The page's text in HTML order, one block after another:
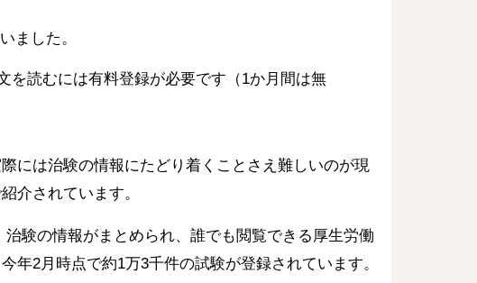
ました。
読むには有料登録が必要です（1か月間は無
には治験の情報にたどり着くことさえ難しいのが現
介されています。
験の情報がまとめられ、誰でも閲覧できる厚生労働
年2月時点で約1万3千件の試験が登録されています。